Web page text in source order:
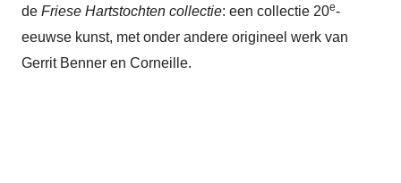
de Friese Hartstochten collectie: een collectie 20e-
eeuwse kunst, met onder andere origineel werk van
Gerrit Benner en Corneille.